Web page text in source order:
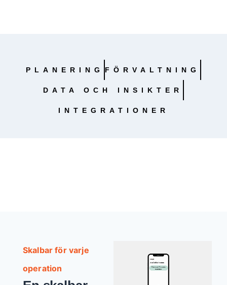
PLANERING FÖRVALTNING
DATA OCH INSIKTER
INTEGRATIONER
Skalbar för varje
operation